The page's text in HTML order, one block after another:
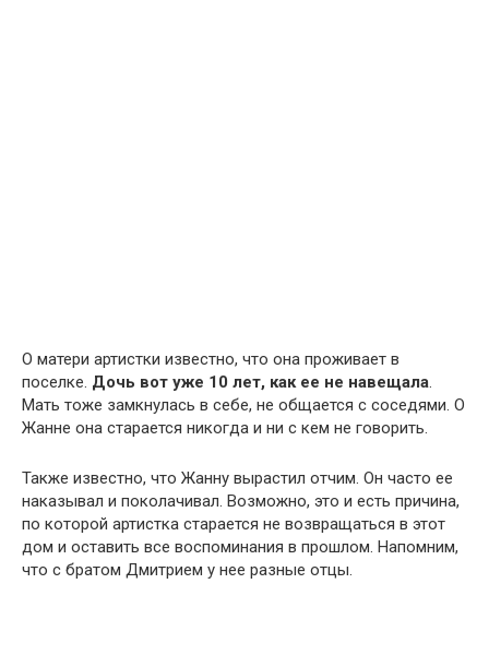
О матери артистки известно, что она проживает в
поселке. Дочь вот уже 10 лет, как ее не навещала.
Мать тоже замкнулась в себе, не общается с соседями. О
Жанне она старается никогда и ни с кем не говорить.
Также известно, что Жанну вырастил отчим. Он часто ее
наказывал и поколачивал. Возможно, это и есть причина,
по которой артистка старается не возвращаться в этот
дом и оставить все воспоминания в прошлом. Напомним,
что с братом Дмитрием у нее разные отцы.